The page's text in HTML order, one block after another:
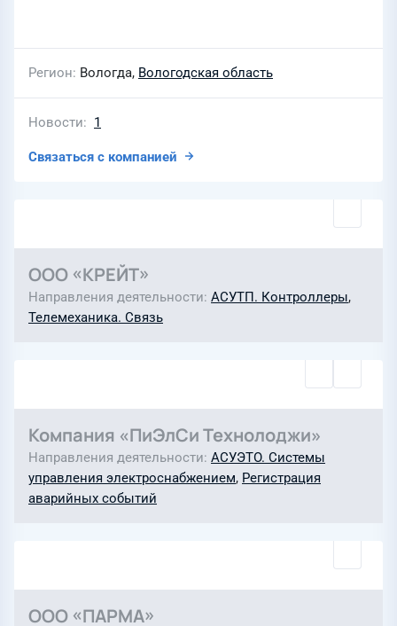
Регион Вологда, Вологодская область
Новости 1
Связаться с компанией
ООО «КРЕЙТ»
Направления деятельности АСУТП. Контроллеры,
Телемеханика. Связь
Компания «ПиЭлСи Технолоджи»
Направления деятельности АСУЭТО. Системы
управления электроснабжением, Регистрация
аварийных событий
ООО «ПАРМА»